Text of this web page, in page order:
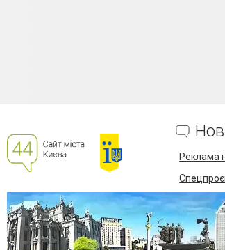
Реклама